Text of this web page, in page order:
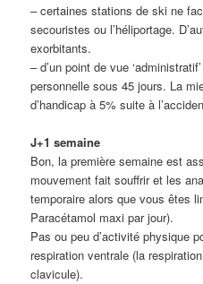
– certaines stations de ski ne
secouristes ou l’héliportage.
exorbitants.
– d’un point de vue
personnelle sous 45 jours. La
d’handicap à 5% suite à
J+1 semaine
Bon, la première semaine est
mouvement fait souffrir et les
temporaire alors que vous êtes
Paracétamol maxi par jour).
Pas ou peu d’activité physique
respiration ventrale (la
clavicule).